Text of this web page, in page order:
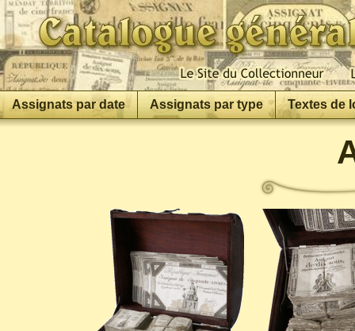
Assignats par date Assignats par type Textes de